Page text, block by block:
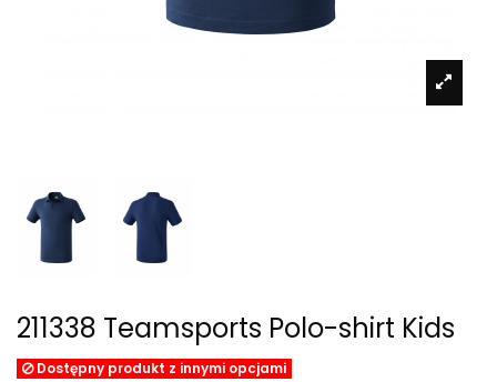
211338 Teamsports Polo-shirt Kids
Dostępny produkt z innymi opcjami